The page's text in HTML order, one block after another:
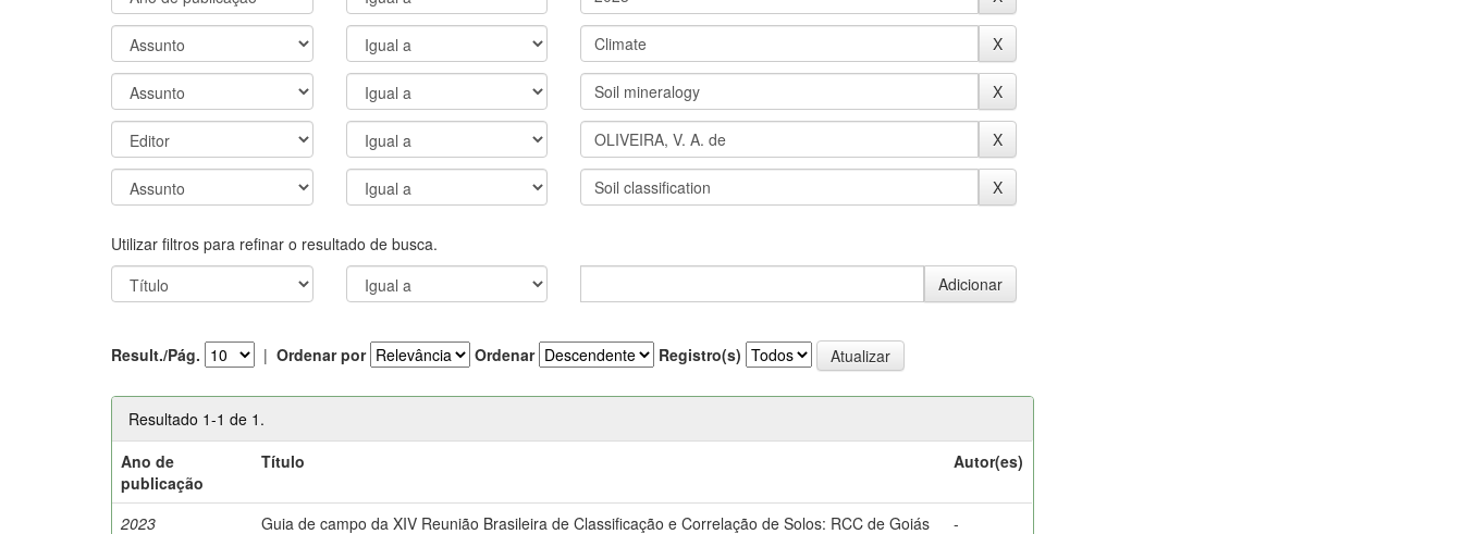
Utilizar filtros para refinar o resultado de busca.
Result./Pág. | Ordenar por Ordenar Registro(s)
Resultado 1-1 de 1.
Ano de
publicação
Título Autor(es)
2023
Guia de campo da XIV Reunião Brasileira de Classificação e Correlação de Solos: RCC de Goiás
-